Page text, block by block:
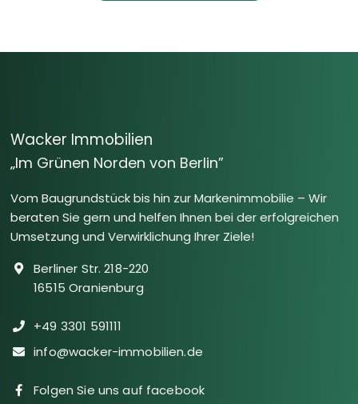
Wacker Immobilien
„Im Grünen Norden von Berlin”
Vom Baugrundstück bis hin zur Markenimmobilie – Wir
beraten Sie gern und helfen Ihnen bei der erfolgreichen
Umsetzung und Verwirklichung Ihrer Ziele!
Berliner Str. 218-220
16515 Oranienburg
+49 3301 591111
info@wacker-immobilien.de
Folgen Sie uns auf facebook